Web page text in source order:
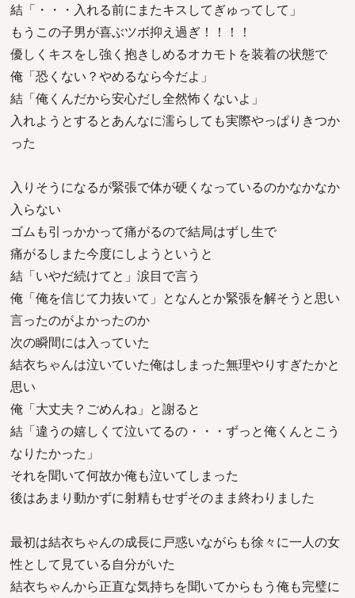
結「・・・入れる前にまたキスしてぎゅってして」
もうこの子男が喜ぶツボ抑え過ぎ！！！！
優しくキスをし強く抱きしめるオカモトを装着の状態で
俺「恐くない？やめるなら今だよ」
結「俺くんだから安心だし全然怖くないよ」
入れようとするとあんなに濡らしても実際やっぱりきつか
った
入りそうになるが緊張で体が硬くなっているのかなかなか
入らない
ゴムも引っかかって痛がるので結局はずし生で
痛がるしまた今度にしようというと
結「いやだ続けてと」涙目で言う
俺「俺を信じて力抜いて」となんとか緊張を解そうと思い
言ったのがよかったのか
次の瞬間には入っていた
結衣ちゃんは泣いていた俺はしまった無理やりすぎたかと
思い
俺「大丈夫？ごめんね」と謝ると
結「違うの嬉しくて泣いてるの・・・ずっと俺くんとこう
なりたかった」
それを聞いて何故か俺も泣いてしまった
後はあまり動かずに射精もせずそのまま終わりました
最初は結衣ちゃんの成長に戸惑いながらも徐々に一人の女
性として見ている自分がいた
結衣ちゃんから正直な気持ちを聞いてからもう俺も完璧に